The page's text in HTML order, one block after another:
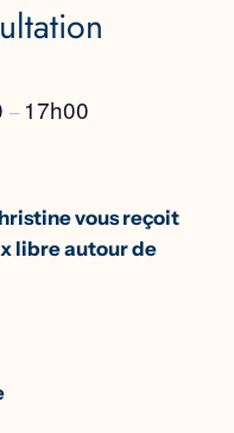
– 17h00
vous reçoit
libre autour de